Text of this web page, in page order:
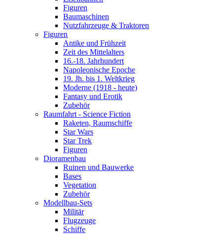
Figuren
Baumaschinen
Nutzfahrzeuge & Traktoren
Figuren
Antike und Frühzeit
Zeit des Mittelalters
16.-18. Jahrhundert
Napoleonische Epoche
19. Jh. bis 1. Weltkrieg
Moderne (1918 - heute)
Fantasy und Erotik
Zubehör
Raumfahrt - Science Fiction
Raketen, Raumschiffe
Star Wars
Star Trek
Figuren
Dioramenbau
Ruinen und Bauwerke
Bases
Vegetation
Zubehör
Modellbau-Sets
Militär
Flugzeuge
Schiffe